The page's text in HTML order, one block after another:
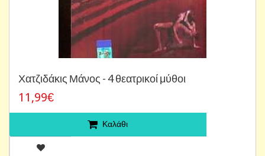
Χατζιδάκις Μάνος - 4 θεατρικοί μύθοι
11,99€
Καλάθι